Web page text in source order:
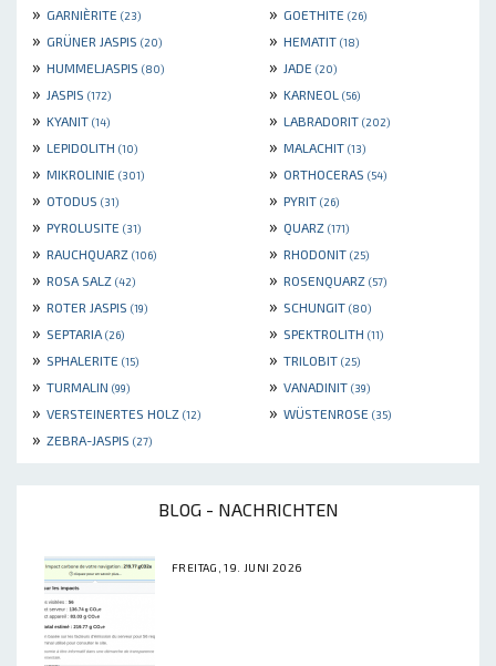
» GARNIÈRITE (23) » GOETHITE (26)
» GRÜNER JASPIS (20) » HEMATIT (18)
» HUMMELJASPIS (80) » JADE (20)
» JASPIS (172) » KARNEOL (56)
» KYANIT (14) » LABRADORIT (202)
» LEPIDOLITH (10) » MALACHIT (13)
» MIKROLINIE (301) » ORTHOCERAS (54)
» OTODUS (31) » PYRIT (26)
» PYROLUSITE (31) » QUARZ (171)
» RAUCHQUARZ (106) » RHODONIT (25)
» ROSA SALZ (42) » ROSENQUARZ (57)
» ROTER JASPIS (19) » SCHUNGIT (80)
» SEPTARIA (26) » SPEKTROLITH (11)
» SPHALERITE (15) » TRILOBIT (25)
» TURMALIN (99) » VANADINIT (39)
» VERSTEINERTES HOLZ (12) » WÜSTENROSE (35)
» ZEBRA-JASPIS (27)
BLOG - NACHRICHTEN
FREITAG, 19. JUNI 2026